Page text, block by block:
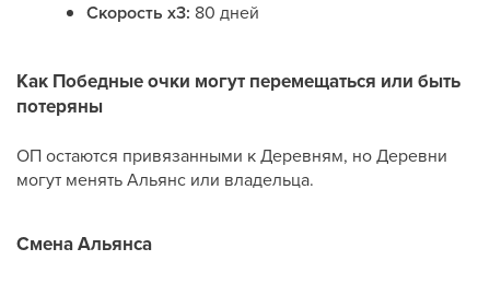
Скорость x3: 80 дней
Как Победные очки могут перемещаться или быть
потеряны
ОП остаются привязанными к Деревням, но Деревни
могут менять Альянс или владельца.
Смена Альянса